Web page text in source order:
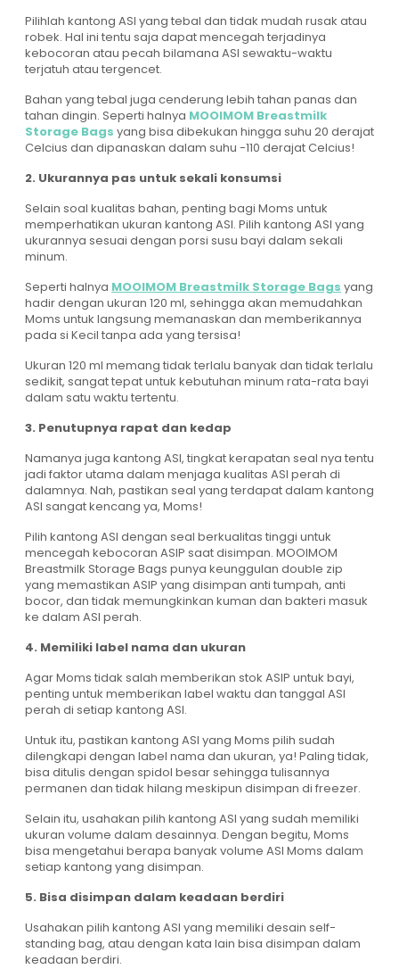
Pilihlah kantong ASI yang tebal dan tidak mudah rusak atau
robek. Hal ini tentu saja dapat mencegah terjadinya
kebocoran atau pecah bilamana ASI sewaktu-waktu
terjatuh atau tergencet.
Bahan yang tebal juga cenderung lebih tahan panas dan
tahan dingin. Seperti halnya MOOIMOM Breastmilk
Storage Bags yang bisa dibekukan hingga suhu 20 derajat
Celcius dan dipanaskan dalam suhu -110 derajat Celcius!
2. Ukurannya pas untuk sekali konsumsi
Selain soal kualitas bahan, penting bagi Moms untuk
memperhatikan ukuran kantong ASI. Pilih kantong ASI yang
ukurannya sesuai dengan porsi susu bayi dalam sekali
minum.
Seperti halnya MOOIMOM Breastmilk Storage Bags yang
hadir dengan ukuran 120 ml, sehingga akan memudahkan
Moms untuk langsung memanaskan dan memberikannya
pada si Kecil tanpa ada yang tersisa!
Ukuran 120 ml memang tidak terlalu banyak dan tidak terlalu
sedikit, sangat tepat untuk kebutuhan minum rata-rata bayi
dalam satu waktu tertentu.
3. Penutupnya rapat dan kedap
Namanya juga kantong ASI, tingkat kerapatan seal nya tentu
jadi faktor utama dalam menjaga kualitas ASI perah di
dalamnya. Nah, pastikan seal yang terdapat dalam kantong
ASI sangat kencang ya, Moms!
Pilih kantong ASI dengan seal berkualitas tinggi untuk
mencegah kebocoran ASIP saat disimpan. MOOIMOM
Breastmilk Storage Bags punya keunggulan double zip
yang memastikan ASIP yang disimpan anti tumpah, anti
bocor, dan tidak memungkinkan kuman dan bakteri masuk
ke dalam ASI perah.
4. Memiliki label nama dan ukuran
Agar Moms tidak salah memberikan stok ASIP untuk bayi,
penting untuk memberikan label waktu dan tanggal ASI
perah di setiap kantong ASI.
Untuk itu, pastikan kantong ASI yang Moms pilih sudah
dilengkapi dengan label nama dan ukuran, ya! Paling tidak,
bisa ditulis dengan spidol besar sehingga tulisannya
permanen dan tidak hilang meskipun disimpan di freezer.
Selain itu, usahakan pilih kantong ASI yang sudah memiliki
ukuran volume dalam desainnya. Dengan begitu, Moms
bisa mengetahui berapa banyak volume ASI Moms dalam
setiap kantong yang disimpan.
5. Bisa disimpan dalam keadaan berdiri
Usahakan pilih kantong ASI yang memiliki desain self-
standing bag, atau dengan kata lain bisa disimpan dalam
keadaan berdiri.